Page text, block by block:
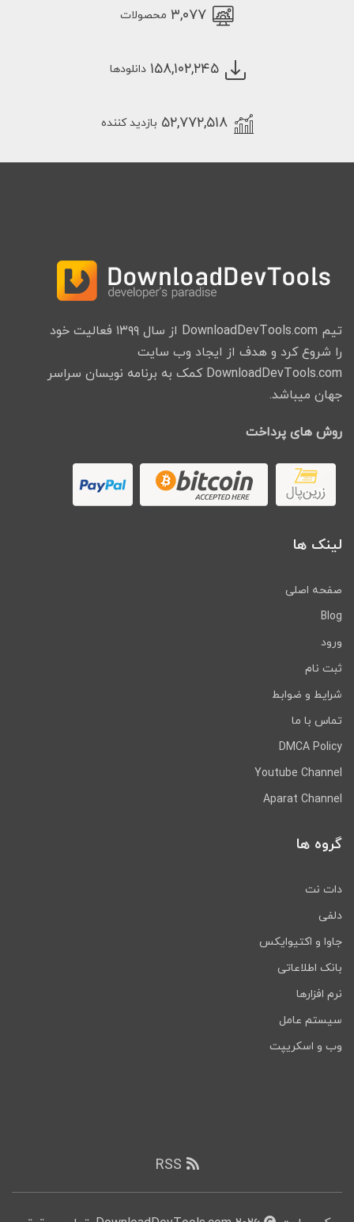
۳,۰۷۷ محصولات
۱۵۸,۱۰۲,۲۴۵ دانلودها
۵۲,۷۷۲,۵۱۸ بازدید کننده
تیم DownloadDevTools.com از سال ۱۳۹۹ فعالیت خود
را شروع کرد و هدف از ایجاد وب سایت
DownloadDevTools.com کمک به برنامه نویسان سراسر
جهان میباشد.
روش های پرداخت
لینک ها
صفحه اصلی
Blog
ورود
ثبت نام
شرایط و ضوابط
تماس با ما
DMCA Policy
Youtube Channel
Aparat Channel
گروه ها
دات نت
دلفی
جاوا و اکتیوایکس
بانک اطلاعاتی
نرم افزارها
سیستم عامل
وب و اسکریپت